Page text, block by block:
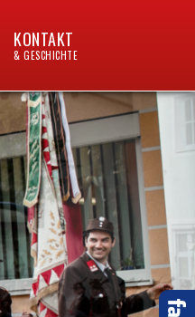
KONTAKT
& GESCHICHTE